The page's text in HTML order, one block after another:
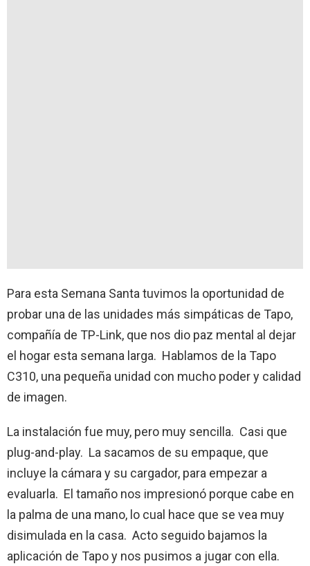
Para esta Semana Santa tuvimos la oportunidad de
probar una de las unidades más simpáticas de Tapo,
compañía de TP-Link, que nos dio paz mental al dejar
el hogar esta semana larga. Hablamos de la Tapo
C310, una pequeña unidad con mucho poder y calidad
de imagen.
La instalación fue muy, pero muy sencilla. Casi que
plug-and-play. La sacamos de su empaque, que
incluye la cámara y su cargador, para empezar a
evaluarla. El tamaño nos impresionó porque cabe en
la palma de una mano, lo cual hace que se vea muy
disimulada en la casa. Acto seguido bajamos la
aplicación de Tapo y nos pusimos a jugar con ella.